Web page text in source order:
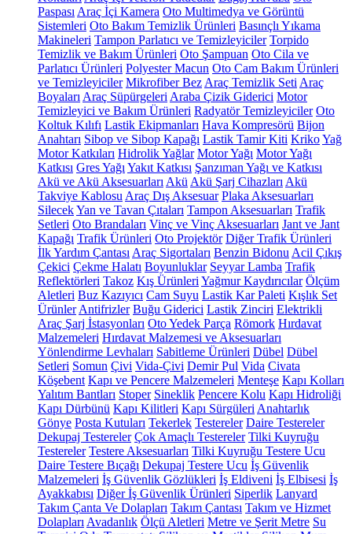
Paspası Araç İçi Kamera Oto Multimedya ve Görüntü
Sistemleri Oto Bakım Temizlik Ürünleri Basınçlı Yıkama
Makineleri Tampon Parlatıcı ve Temizleyiciler Torpido
Temizlik ve Bakım Ürünleri Oto Şampuan Oto Cila ve
Parlatıcı Ürünleri Polyester Macun Oto Cam Bakım Ürünleri
ve Temizleyiciler Mikrofiber Bez Araç Temizlik Seti Araç
Boyaları Araç Süpürgeleri Araba Çizik Giderici Motor
Temizleyici ve Bakım Ürünleri Radyatör Temizleyiciler Oto
Koltuk Kılıfı Lastik Ekipmanları Hava Kompresörü Bijon
Anahtarı Sibop ve Sibop Kapağı Lastik Tamir Kiti KrikoYağ
Motor Katkıları Hidrolik Yağlar Motor Yağı Motor Yağı
Katkısı Gres Yağı Yakıt Katkısı Şanzıman Yağı ve Katkısı
Akü ve Akü Aksesuarları Akü Akü Şarj Cihazları Akü
Takviye Kablosu Araç Dış Aksesuar Plaka Aksesuarları
SilecekYan ve Tavan Çıtaları Tampon Aksesuarları Trafik
Setleri Oto Brandaları Vinç ve Vinç Aksesuarları Jant ve Jant
Kapağı Trafik Ürünleri Oto Projektör Diğer Trafik Ürünleri
İlk Yardım Çantası Araç Sigortaları Benzin Bidonu Acil Çıkış
Çekici Çekme Halatı Boyunluklar Seyyar Lamba Trafik
Reflektörleri Takoz Kış Ürünleri Yağmur Kaydırıcılar Ölçüm
Aletleri Buz Kazıyıcı Cam Suyu Lastik Kar Paleti Kışlık Set
Ürünler Antifrizler Buğu Giderici Lastik Zinciri Elektrikli
Araç Şarj İstasyonları Oto Yedek Parça Römork Hırdavat
Malzemeleri Hırdavat Malzemesi ve Aksesuarları
Yönlendirme Levhaları Sabitleme Ürünleri Dübel Dübel
Setleri Somun Çivi Vida-Çivi Demir Pul Vida Civata
Köşebent Kapı ve Pencere Malzemeleri Menteşe Kapı Kolları
Yalıtım Bantları Stoper Sineklik Pencere Kolu Kapı Hidroliği
Kapı Dürbünü Kapı Kilitleri Kapı Sürgüleri Anahtarlık
Gönye Posta Kutuları Tekerlek Testereler Daire Testereler
Dekupaj Testereler Çok Amaçlı Testereler Tilki Kuyruğu
Testereler Testere Aksesuarları Tilki Kuyruğu Testere Ucu
Daire Testere Bıçağı Dekupaj Testere Ucu İş Güvenlik
Malzemeleri İş Güvenlik Gözlükleri İş Eldiveni İş Elbisesi İş
Ayakkabısı Diğer İş Güvenlik Ürünleri Siperlik Lanyard
Takım Çanta Ve Dolapları Takım Çantası Takım ve Hizmet
Dolapları Avadanlık Ölçü Aletleri Metre ve Şerit Metre Su